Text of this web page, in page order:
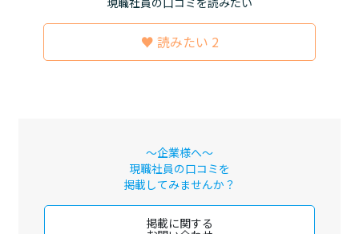
♥ 読みたい 2
～企業様へ～
現職社員の口コミを
掲載してみませんか？
掲載に関する